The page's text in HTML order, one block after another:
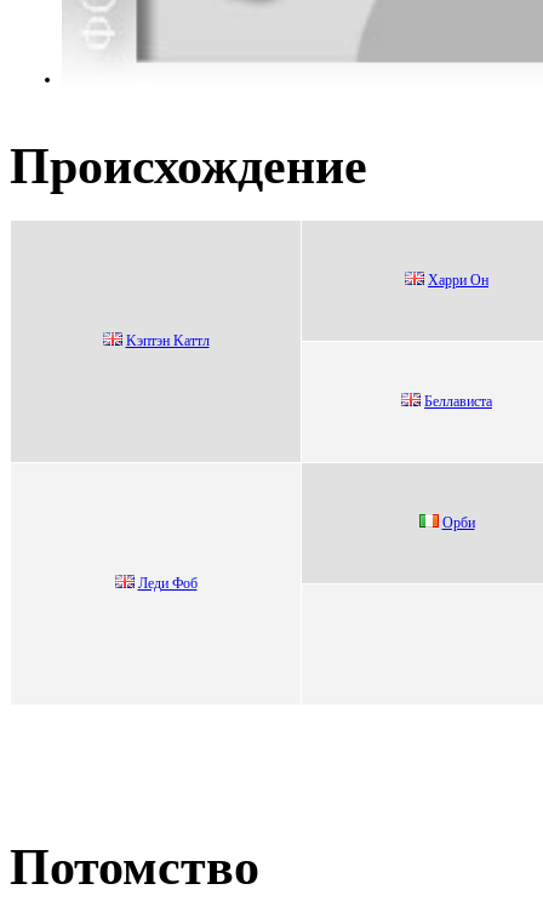
Происхождение
Kэптэн Kаттл
Харри Oн
Бeллавиcта
Лeди Фоб
Oрби
Потомство